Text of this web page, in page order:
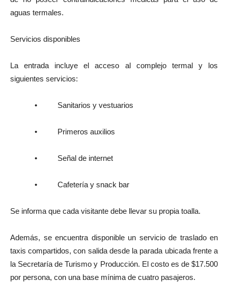
aguas termales.
Servicios disponibles
La entrada incluye el acceso al complejo termal y los
siguientes servicios:
• Sanitarios y vestuarios
• Primeros auxilios
• Señal de internet
• Cafetería y snack bar
Se informa que cada visitante debe llevar su propia toalla.
Además, se encuentra disponible un servicio de traslado en
taxis compartidos, con salida desde la parada ubicada frente a
la Secretaría de Turismo y Producción. El costo es de $17.500
por persona, con una base mínima de cuatro pasajeros.